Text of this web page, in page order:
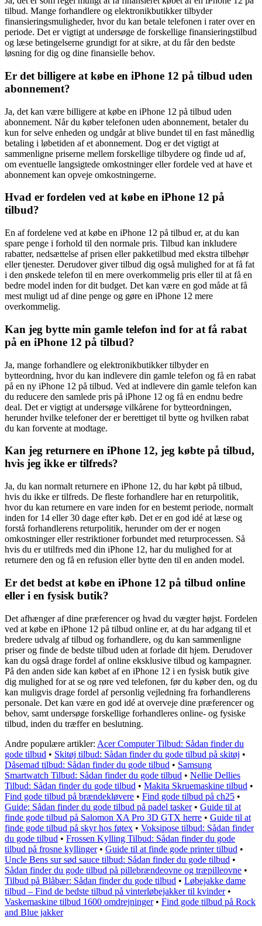
tilbud. Mange forhandlere og elektronikbutikker tilbyder
finansieringsmuligheder, hvor du kan betale telefonen i rater over en
periode. Det er vigtigt at undersøge de forskellige finansieringstilbud
og læse betingelserne grundigt for at sikre, at du får den bedste
løsning for dig og dine finansielle behov.
Er det billigere at købe en iPhone 12 på tilbud uden
abonnement?
Ja, det kan være billigere at købe en iPhone 12 på tilbud uden
abonnement. Når du køber telefonen uden abonnement, betaler du
kun for selve enheden og undgår at blive bundet til en fast månedlig
betaling i løbetiden af et abonnement. Dog er det vigtigt at
sammenligne priserne mellem forskellige tilbydere og finde ud af,
om eventuelle langsigtede omkostninger eller fordele ved at have et
abonnement kan opveje omkostningerne.
Hvad er fordelen ved at købe en iPhone 12 på
tilbud?
En af fordelene ved at købe en iPhone 12 på tilbud er, at du kan
spare penge i forhold til den normale pris. Tilbud kan inkludere
rabatter, nedsættelse af prisen eller pakketilbud med ekstra tilbehør
eller tjenester. Derudover giver tilbud dig også mulighed for at få fat
i den ønskede telefon til en mere overkommelig pris eller til at få en
bedre model inden for dit budget. Det kan være en god måde at få
mest muligt ud af dine penge og gøre en iPhone 12 mere
overkommelig.
Kan jeg bytte min gamle telefon ind for at få rabat
på en iPhone 12 på tilbud?
Ja, mange forhandlere og elektronikbutikker tilbyder en
bytteordning, hvor du kan indlevere din gamle telefon og få en rabat
på en ny iPhone 12 på tilbud. Ved at indlevere din gamle telefon kan
du reducere den samlede pris på iPhone 12 og få en endnu bedre
deal. Det er vigtigt at undersøge vilkårene for bytteordningen,
herunder hvilke telefoner der er berettiget til bytte og hvilken rabat
du kan forvente at modtage.
Kan jeg returnere en iPhone 12, jeg købte på tilbud,
hvis jeg ikke er tilfreds?
Ja, du kan normalt returnere en iPhone 12, du har købt på tilbud,
hvis du ikke er tilfreds. De fleste forhandlere har en returpolitik,
hvor du kan returnere en vare inden for en bestemt periode, normalt
inden for 14 eller 30 dage efter køb. Det er en god idé at læse og
forstå forhandlerens returpolitik, herunder om der er nogen
omkostninger eller restriktioner forbundet med returprocessen. Så
hvis du er utilfreds med din iPhone 12, har du mulighed for at
returnere den og få en refusion eller bytte den til en anden model.
Er det bedst at købe en iPhone 12 på tilbud online
eller i en fysisk butik?
Det afhænger af dine præferencer og hvad du vægter højst. Fordelen
ved at købe en iPhone 12 på tilbud online er, at du har adgang til et
bredere udvalg af tilbud og forhandlere, og du kan sammenligne
priser og finde de bedste tilbud uden at forlade dit hjem. Derudover
kan du også drage fordel af online eksklusive tilbud og kampagner.
På den anden side kan købet af en iPhone 12 i en fysisk butik give
dig mulighed for at se og røre ved telefonen, før du køber den, og du
kan muligvis drage fordel af personlig vejledning fra forhandlerens
personale. Det kan være en god idé at overveje dine præferencer og
behov, samt undersøge forskellige forhandleres online- og fysiske
tilbud, inden du træffer en beslutning.
Andre populære artikler: Acer Computer Tilbud: Sådan finder du
gode tilbud • Skitøj tilbud: Sådan finder du gode tilbud på skitøj •
Dåsemad tilbud: Sådan finder du gode tilbud • Samsung
Smartwatch Tilbud: Sådan finder du gode tilbud • Nellie Dellies
Tilbud: Sådan finder du gode tilbud • Makita Skruemaskine tilbud •
Find gode tilbud på brændekløvere • Find gode tilbud på ch25 •
Guide: Sådan finder du gode tilbud på padel tasker• Guide til at
finde gode tilbud på Salomon XA Pro 3D GTX herre • Guide til at
finde gode tilbud på skyr hos føtex • Voksipose tilbud: Sådan finder
du gode tilbud • Frossen Kylling Tilbud: Sådan finder du gode
tilbud på frosne kyllinger• Guide til at finde gode printer tilbud •
Uncle Bens sur sød sauce tilbud: Sådan finder du gode tilbud •
Sådan finder du gode tilbud på pillebrændeovne og træpilleovne •
Tilbud på Blåbær: Sådan finder du gode tilbud • Løbejakke dame
tilbud – Find de bedste tilbud på vinterløbejakker til kvinder•
Vaskemaskine tilbud 1600 omdrejninger• Find gode tilbud på Rock
and Blue jakker